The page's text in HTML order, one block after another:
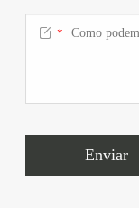
*
Enviar